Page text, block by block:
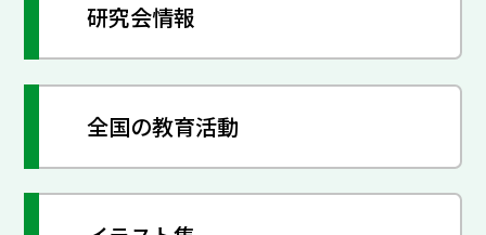
研究会情報
全国の教育活動